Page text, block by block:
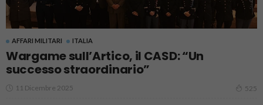
AFFARI MILITARI ITALIA
Wargame sull’Artico, il CASD: “Un
successo straordinario”
11 Dicembre 2025 525